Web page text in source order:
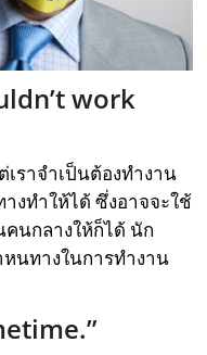
work
ราจำเป็นต้องทำงาน
งทำให้ได้ ซึ่งอาจจะใช้
นกลางให้ก็ได้ นัก
นทางในการทำงาน